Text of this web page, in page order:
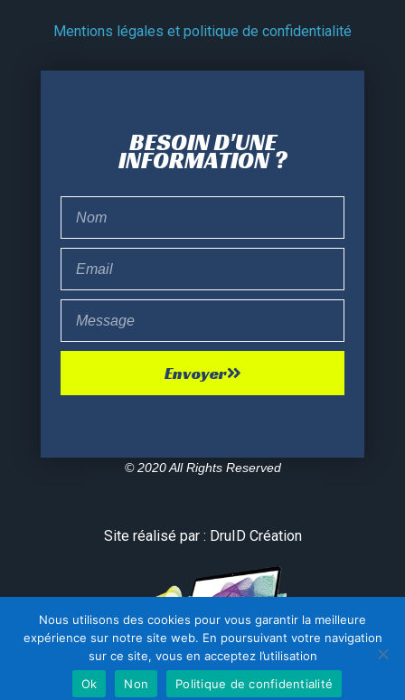
Mentions légales et politique de confidentialité
BESOIN D'UNE
INFORMATION ?
Envoyer
© 2020 All Rights Reserved
Site réalisé par : DruID Création
Nous utilisons des cookies pour vous garantir la meilleure
expérience sur notre site web. En poursuivant votre navigation
sur ce site, vous en acceptez l’utilisation
Ok
Non Politique de confidentialité